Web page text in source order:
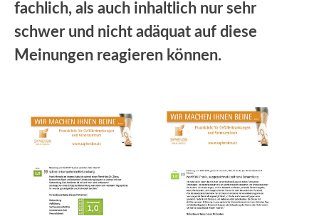
fachlich, als auch inhaltlich nur sehr
schwer und nicht adäquat auf diese
Meinungen reagieren können.